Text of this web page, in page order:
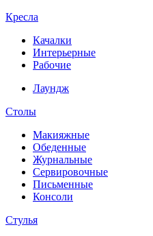
Кресла
Качалки
Интерьерные
Рабочие
Лаундж
Столы
Макияжные
Обеденные
Журнальные
Сервировочные
Письменные
Консоли
Стулья